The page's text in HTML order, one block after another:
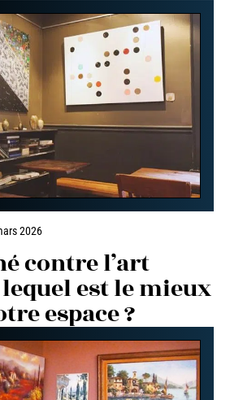
2026
contre l’art
est le mieux
espace ?